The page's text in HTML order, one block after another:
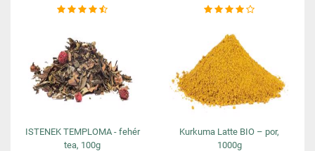
ISTENEK TEMPLOMA - fehér
tea, 100g
Kurkuma Latte BIO – por,
1000g